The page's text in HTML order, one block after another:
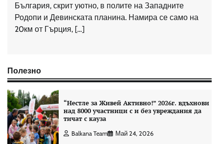
България, скрит уютно, в полите на Западните
Родопи и Девинската планина. Намира се само на
20км от Гърция, […]
Полезно
“Нестле за Живей Aктивно!” 2026г. вдъхнови
над 8000 участници с и без увреждания да
тичат с кауза
Balkana Team Май 24, 2026